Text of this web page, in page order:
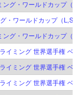
ング・ワールドカップ（
・ワールドカップ（L,S
ング・ワールドカップ（L
イミング 世界選手権 ベ
イミング 世界選手権 ベ
イミング 世界選手権 ベ